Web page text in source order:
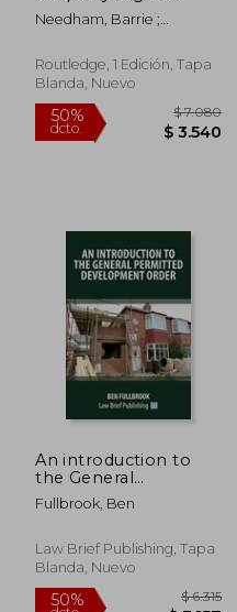
50%
dcto. $ 3.475
Reconsidered (en
Inglés)
Needham, Barrie ;
Routledge, 1 Edición, Tapa
Blanda, Nuevo
An introduction to
the General
Permitted
Development Order
Fullbrook, Ben
Law Brief Publishing, Tapa
Blanda, Nuevo